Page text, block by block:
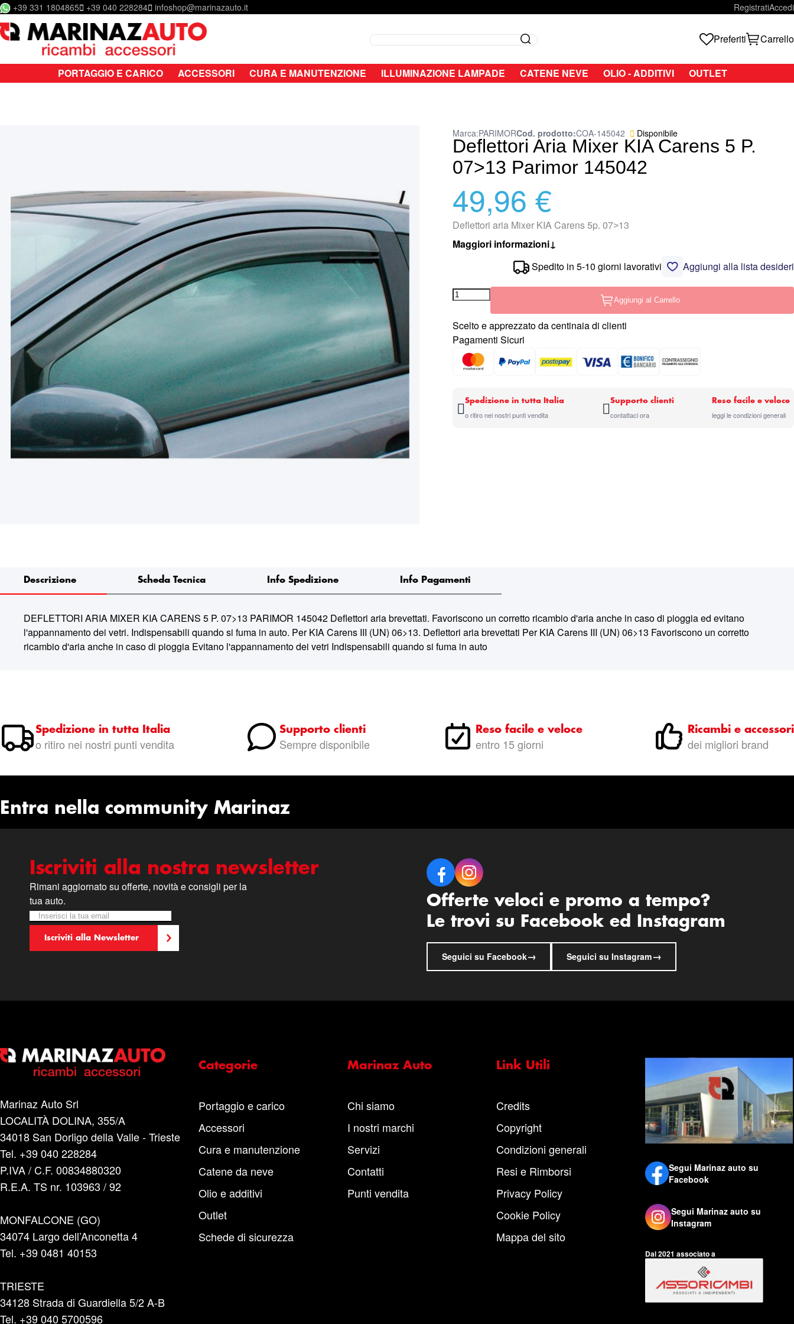
Salta al contenuto
+39 331 1804865 +39 040 228284 infoshop@marinazauto.it RegistratiAccedi
Search Search Preferiti Carrello
PORTAGGIO E CARICO ACCESSORI CURA E MANUTENZIONE ILLUMINAZIONE LAMPADE CATENE NEVE OLIO - ADDITIVI OUTLET
Deflettori Aria Mixer KIA Carens 5 P.
07>13 Parimor 145042
Disponibile
Marca:PARIMORCod. prodotto COA-145042
49,96 €
Deflettori aria Mixer KIA Carens 5p. 07˃13
Maggiori informazioni↓
Aggiungi alla lista desideri
Spedito in 5-10 giorni lavorativi
Aggiungi al Carrello
Scelto e apprezzato da centinaia di clienti
Pagamenti Sicuri
Spedizione in tutta Italia
o ritiro nei nostri punti vendita
Supporto clienti
contattaci ora
Reso facile e veloce
leggi le condizioni generali
Descrizione
DEFLETTORI ARIA MIXER KIA CARENS 5 P. 07>13 PARIMOR 145042 Deflettori aria brevettati. Favoriscono un corretto ricambio d'aria anche in caso di pioggia ed evitano
l'appannamento dei vetri. Indispensabili quando si fuma in auto. Per KIA Carens III (UN) 06>13. Deflettori aria brevettati Per KIA Carens III (UN) 06>13 Favoriscono un corretto
ricambio d'aria anche in caso di pioggia Evitano l'appannamento dei vetri Indispensabili quando si fuma in auto
Scheda Tecnica Info Spedizione Info Pagamenti
Spedizione in tutta Italia
o ritiro nei nostri punti vendita
Supporto clienti
Sempre disponibile
Reso facile e veloce
entro 15 giorni
Ricambi e accessori
dei migliori brand
Entra nella community Marinaz
Iscriviti alla nostra newsletter
Rimani aggiornato su offerte, novità e consigli per la
tua auto.
Newsletter
Iscriviti alla nostra Newsletter:
Iscriviti alla Newsletter
Offerte veloci e promo a tempo?
Le trovi su Facebook ed Instagram
Seguici su Facebook→ Seguici su Instagram→
Marinaz Auto Srl
LOCALITÀ DOLINA, 355/A
34018 San Dorligo della Valle - Trieste
Tel. +39 040 228284
P.IVA / C.F. 00834880320
R.E.A. TS nr. 103963 / 92
MONFALCONE (GO)
34074 Largo dell’Anconetta 4
Tel. +39 0481 40153
TRIESTE
34128 Strada di Guardiella 5/2 A-B
Tel. +39 040 5700596
Categorie
Portaggio e carico
Accessori
Cura e manutenzione
Catene da neve
Olio e additivi
Outlet
Schede di sicurezza
Marinaz Auto
Chi siamo
I nostri marchi
Servizi
Contatti
Punti vendita
Link Utili
Credits
Copyright
Condizioni generali
Resi e Rimborsi
Privacy Policy
Cookie Policy
Mappa del sito
Segui Marinaz auto su
Facebook
Segui Marinaz auto su
Instagram
Dal 2021 associato a